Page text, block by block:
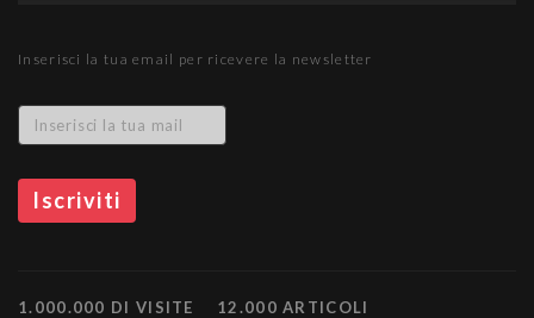
Inserisci la tua email per ricevere la newsletter
1.000.000 DI VISITE 12.000 ARTICOLI